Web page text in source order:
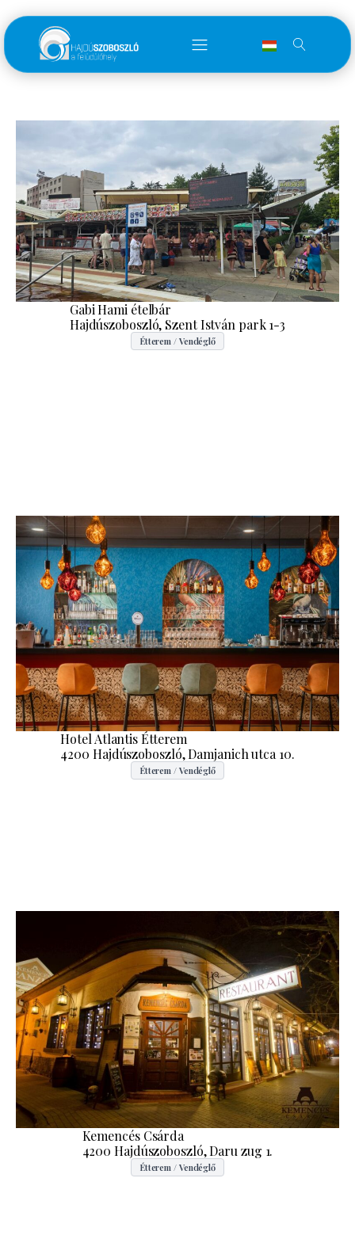
Gabi Hami ételbár
Hajdúszoboszló, Szent István park 1-3
Étterem / Vendéglő
Hotel Atlantis Étterem
4200 Hajdúszoboszló, Damjanich utca 10.
Étterem / Vendéglő
Kemencés Csárda
4200 Hajdúszoboszló, Daru zug 1.
Étterem / Vendéglő